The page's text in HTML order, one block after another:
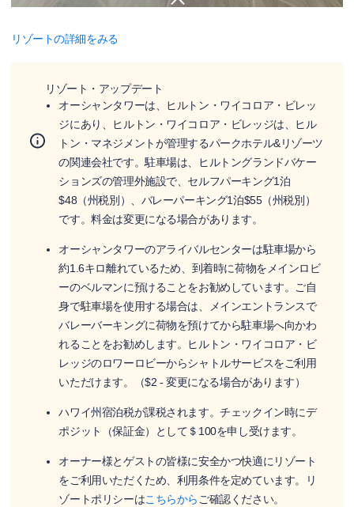
リゾートの詳細をみる
リゾート・アップデート
オーシャンタワーは、ヒルトン・ワイコロア・ビレッ
ジにあり、ヒルトン・ワイコロア・ビレッジは、ヒル
トン・マネジメントが管理するパークホテル&リゾーツ
の関連会社です。駐車場は、ヒルトングランドバケー
ションズの管理外施設で、セルフパーキング1泊
$48（州税別）、バレーパーキング1泊$55（州税別）
です。料金は変更になる場合があります。
オーシャンタワーのアライバルセンターは駐車場から
約1.6キロ離れているため、到着時に荷物をメインロビ
ーのベルマンに預けることをお勧めしています。ご自
身で駐車場を使用する場合は、メインエントランスで
バレーバーキングに荷物を預けてから駐車場へ向かわ
れることをお勧めします。ヒルトン・ワイコロア・ビ
レッジのロワーロビーからシャトルサービスをご利用
いただけます。（$2 - 変更になる場合があります）
ハワイ州宿泊税が課税されます。チェックイン時にデ
ポジット（保証金）として＄100を申し受けます。
オーナー様とゲストの皆様に安全かつ快適にリゾート
をご利用いただくため、利用条件を定めています。リ
ゾートポリシーはこちらからご確認ください。